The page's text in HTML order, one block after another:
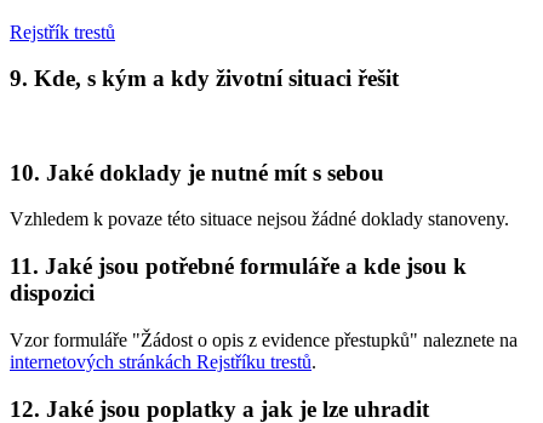
Rejstřík trestů
9. Kde, s kým a kdy životní situaci řešit
10. Jaké doklady je nutné mít s sebou
Vzhledem k povaze této situace nejsou žádné doklady stanoveny.
11. Jaké jsou potřebné formuláře a kde jsou k
dispozici
Vzor formuláře "Žádost o opis z evidence přestupků" naleznete na
internetových stránkách Rejstříku trestů.
12. Jaké jsou poplatky a jak je lze uhradit